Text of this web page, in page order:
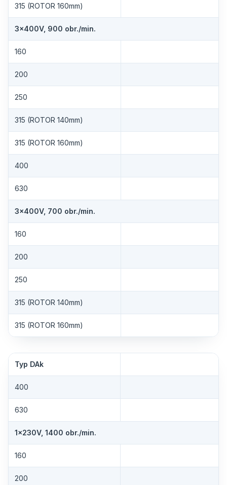
315 (ROTOR 160mm)
3×400V, 900 obr./min.
160
200
250
315 (ROTOR 140mm)
315 (ROTOR 160mm)
400
630
3×400V, 700 obr./min.
160
200
250
315 (ROTOR 140mm)
315 (ROTOR 160mm)
Typ DAk
400
630
1×230V, 1400 obr./min.
160
200